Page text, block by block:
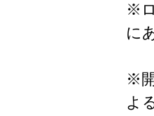
※
に
※
よ